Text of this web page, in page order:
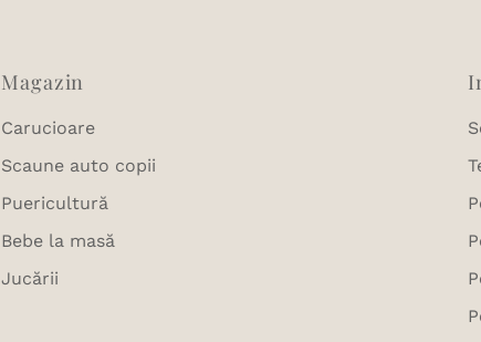
Magazin
Carucioare
Scaune auto copii
Puericultură
Bebe la masă
Jucării